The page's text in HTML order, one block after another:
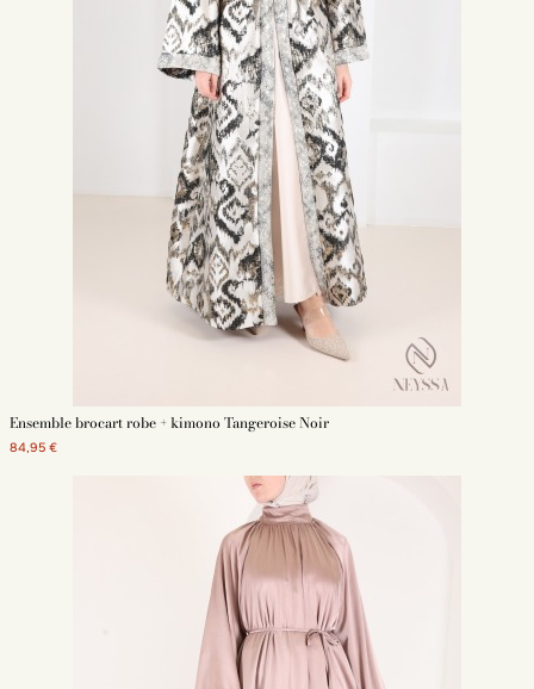
Ensemble brocart robe + kimono Tangeroise Noir
84,95 €